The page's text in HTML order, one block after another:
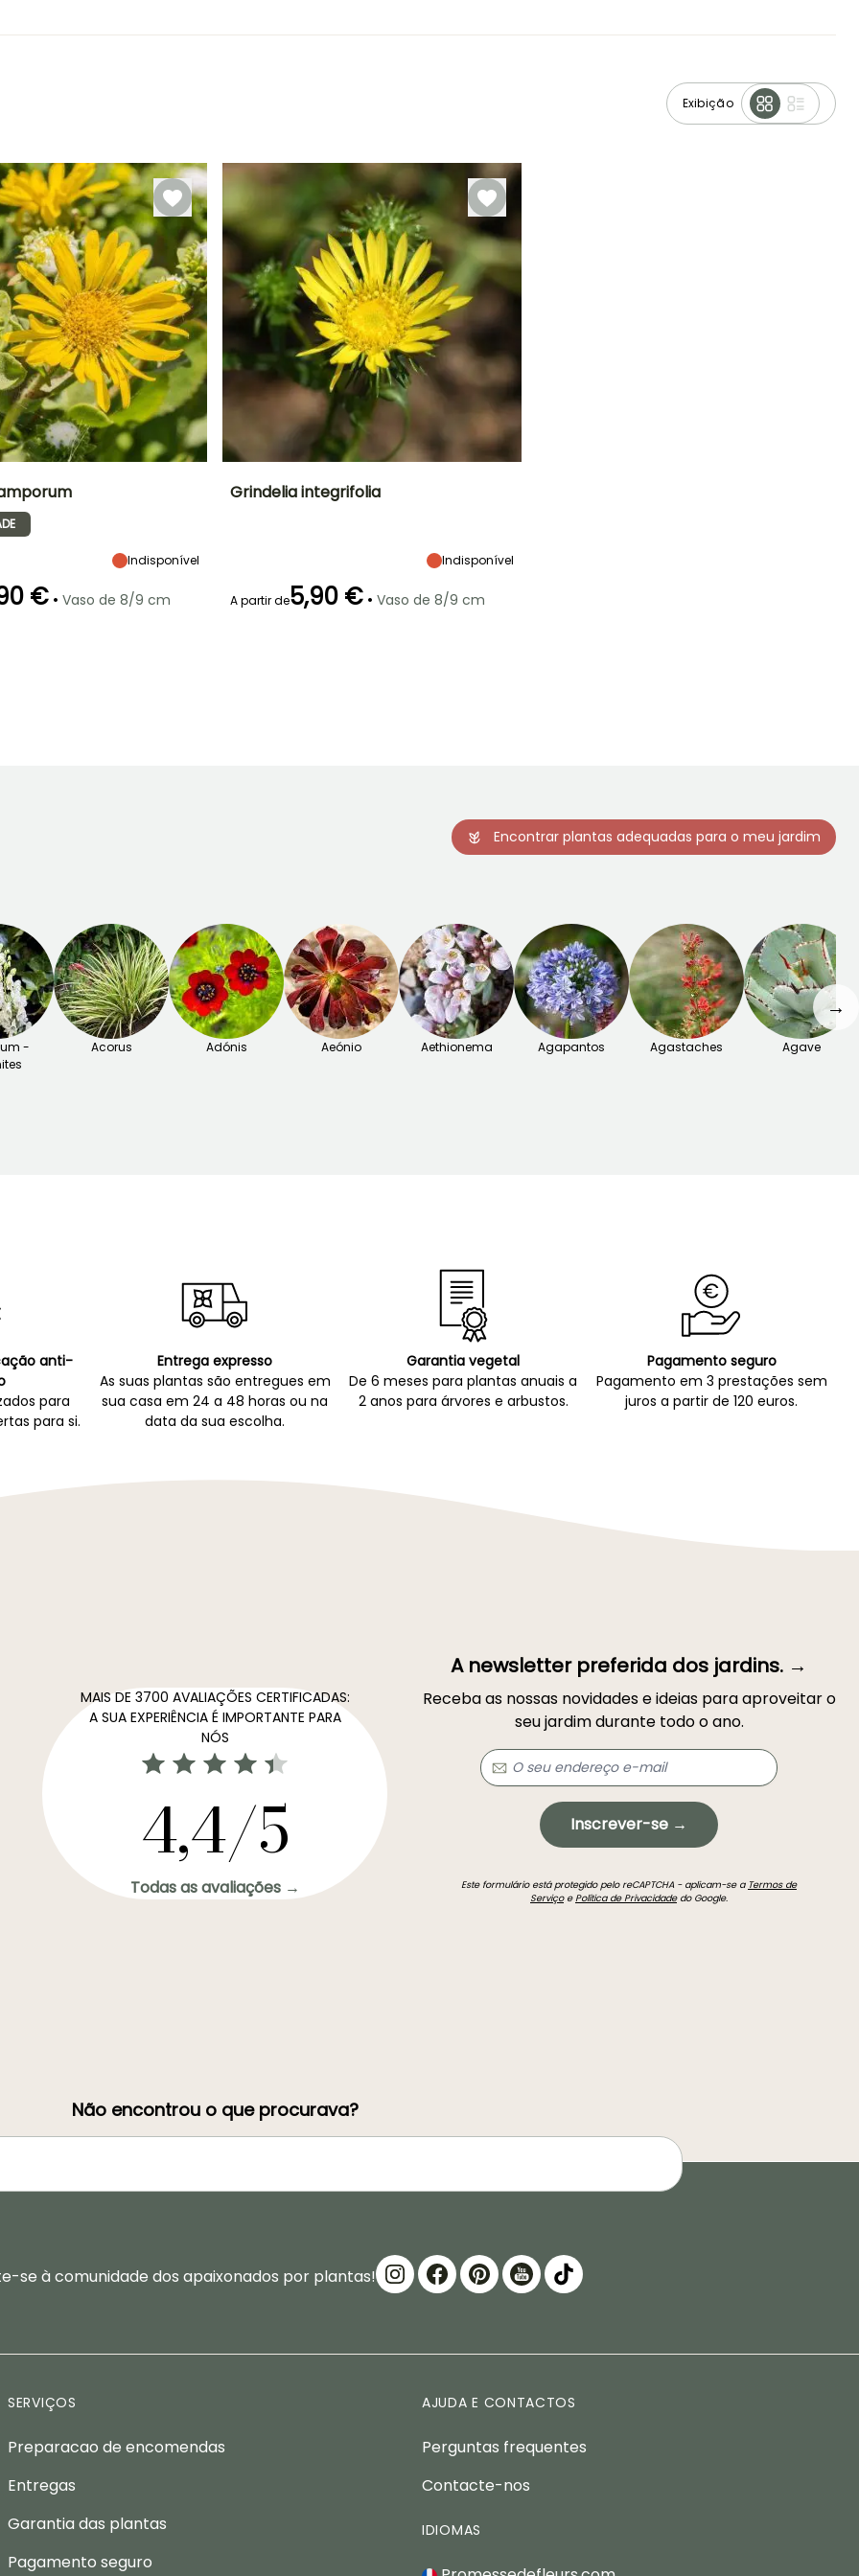
Exibição
Indisponível
€ • Vaso de 8/9 cm
Grindelia integrifolia
Indisponível
A partir de5,90 € • Vaso de 8/9 cm
Encontrar plantas adequadas para o meu jardim
-
Acorus Adónis Aeónio Aethionema Agapantos Agastaches Agave
→
anti-
para
para si.
Entrega expresso
As suas plantas são entregues em
sua casa em 24 a 48 horas ou na
data da sua escolha.
Garantia vegetal
De 6 meses para plantas anuais a
2 anos para árvores e arbustos.
Pagamento seguro
Pagamento em 3 prestações sem
juros a partir de 120 euros.
MAIS DE 3700 AVALIAÇÕES CERTIFICADAS:
A SUA EXPERIÊNCIA É IMPORTANTE PARA
NÓS
4,4/5
Todas as avaliações →
A newsletter preferida dos jardins. →
Receba as nossas novidades e ideias para aproveitar o
seu jardim durante todo o ano.
Inscrever-se →
Este formulário está protegido pelo reCAPTCHA - aplicam-se a Termos de
ServiçoePolítica de Privacidadedo Google.
Não encontrou o que procurava?
se à comunidade dos apaixonados por plantas!
SERVIÇOS
Preparacao de encomendas
Entregas
Garantia das plantas
Pagamento seguro
AJUDA E CONTACTOS
Perguntas frequentes
Contacte-nos
IDIOMAS